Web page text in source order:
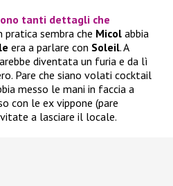
tanti dettagli che
pratica sembra che Micol abbia
era a parlare con Soleil. A
diventata un furia e da lì
Pare che siano volati cocktail
messo le mani in faccia a
con le ex vippone (pare
a lasciare il locale.